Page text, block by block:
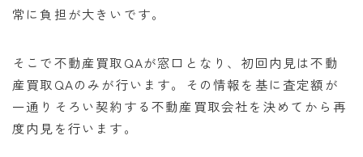
常に負担が大きいです。
そこで不動産買取QAが窓口となり、初回内見は不動
産買取QAのみが行います。その情報を基に査定額が
一通りそろい契約する不動産買取会社を決めてから再
度内見を行います。